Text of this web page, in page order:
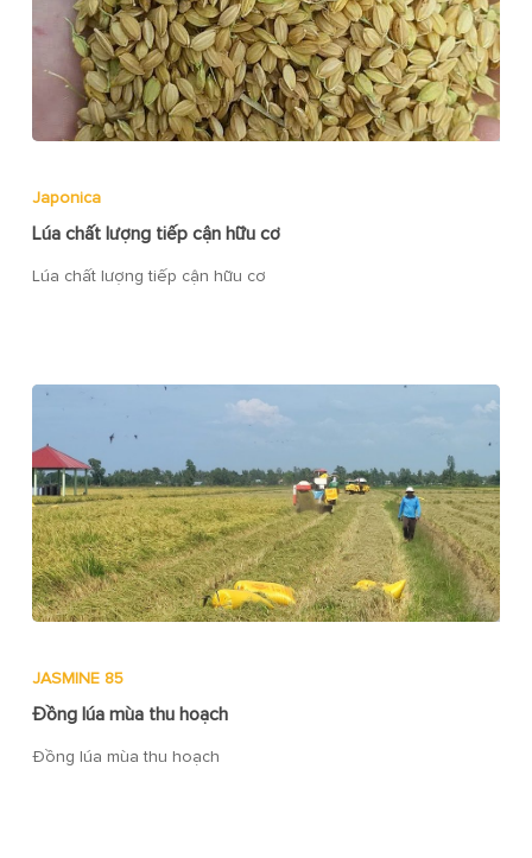
Japonica
Lúa chất lượng tiếp cận hữu cơ
Lúa chất lượng tiếp cận hữu cơ
JASMINE 85
Đồng lúa mùa thu hoạch
Đồng lúa mùa thu hoạch